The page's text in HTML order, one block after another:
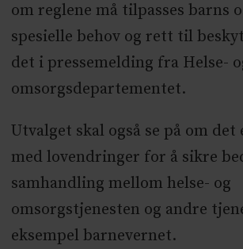
om reglene må tilpasses barns
spesielle behov og rett til
det i pressemelding fra Helse-
omsorgsdepartementet.
Utvalget skal også se på om
med lovendringer for å sikre
samhandling mellom helse- og
omsorgstjenesten og andre
eksempel barnevernet.